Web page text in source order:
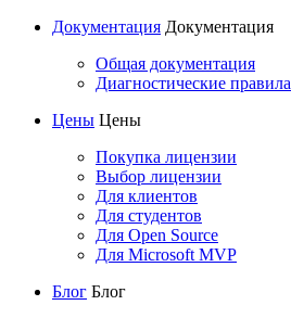
Документация Документация
Общая документация
Диагностические правила
Цены Цены
Покупка лицензии
Выбор лицензии
Для клиентов
Для студентов
Для Open Source
Для Microsoft MVP
Блог Блог